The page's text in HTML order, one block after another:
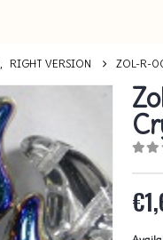
, RIGHT VERSION ZOL-R-
€